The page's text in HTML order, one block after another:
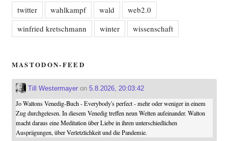
twitter
wahlkampf wald
web2.0
winfried kretschmann
winter wissenschaft
MASTODON-FEED
Till Westermayeron 5.8.2026, 20:03:42
Jo Waltons Venedig-Buch - Everybody's perfect - mehr oder weniger in einem
Zug durchgelesen. In diesem Venedig treffen neun Welten aufeinander. Walton
macht daraus eine Meditation über Liebe in ihren unterschiedlichen
Ausprägungen, über Verletzlichkeit und die Pandemie.